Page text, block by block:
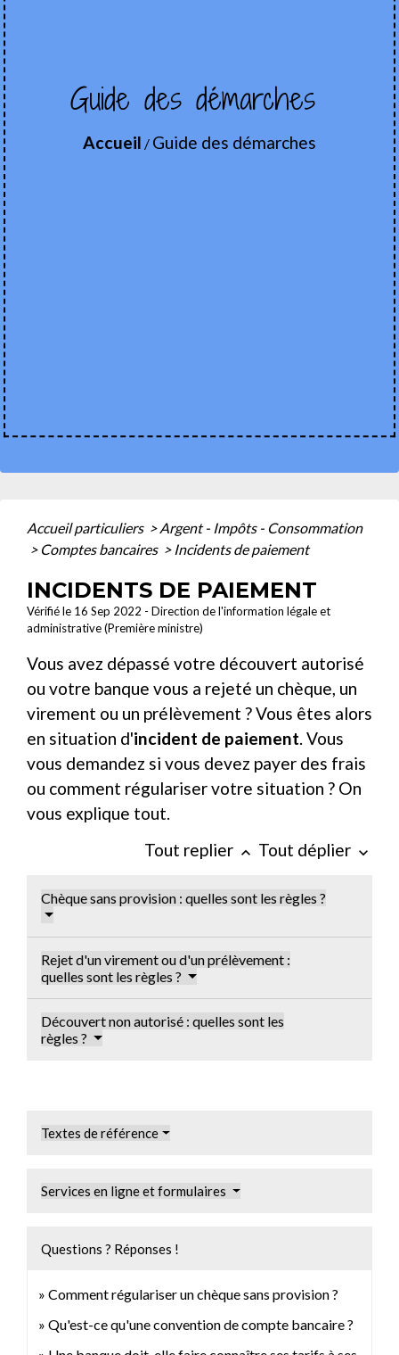
Guide des démarches
Accueil / Guide des démarches
Accueil particuliers > Argent - Impôts - Consommation
> Comptes bancaires > Incidents de paiement
INCIDENTS DE PAIEMENT
Vérifié le 16 Sep 2022 - Direction de l'information légale et
administrative (Première ministre)
Vous avez dépassé votre découvert autorisé
ou votre banque vous a rejeté un chèque, un
virement ou un prélèvement ? Vous êtes alors
en situation d'incident de paiement. Vous
vous demandez si vous devez payer des frais
ou comment régulariser votre situation ? On
vous explique tout.
Tout replier keyboard_arrow_up Tout déplier keyboard_arrow_down
Chèque sans provision : quelles sont les règles ?
Rejet d'un virement ou d'un prélèvement :
quelles sont les règles ?
Découvert non autorisé : quelles sont les
règles ?
Textes de référence
Services en ligne et formulaires
Questions ? Réponses !
Comment régulariser un chèque sans provision ?
Qu'est-ce qu'une convention de compte bancaire ?